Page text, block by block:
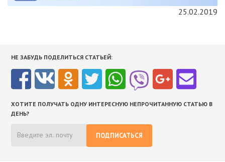
25.02.2019
НЕ ЗАБУДЬ ПОДЕЛИТЬСЯ СТАТЬЕЙ:
ХОТИТЕ ПОЛУЧАТЬ ОДНУ ИНТЕРЕСНУЮ НЕПРОЧИТАННУЮ СТАТЬЮ В
ДЕНЬ?
ПОДПИСАТЬСЯ